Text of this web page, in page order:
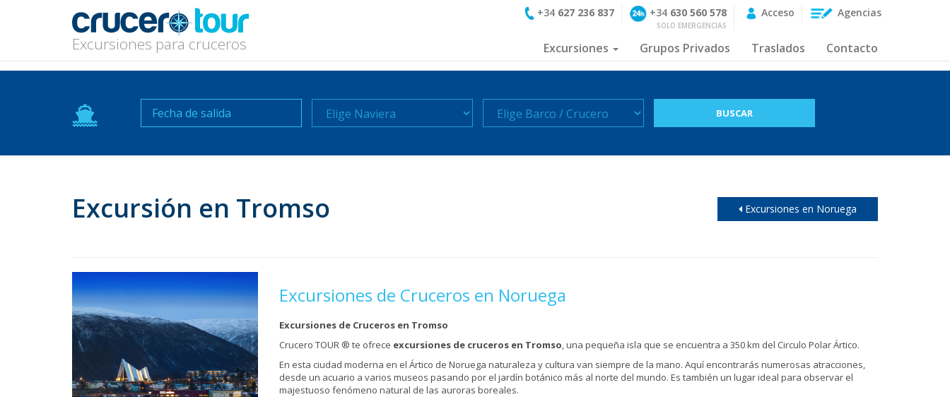
Excursiones para cruceros
+34 627 236 837 +34 630 560 578
SOLO EMERGENCIAS
Acceso Agencias
Excursiones Grupos Privados Traslados Contacto
Naviera Crucero
Excursión en Tromso Excursiones en Noruega
Excursiones de Cruceros en Noruega
Excursiones de Cruceros en Tromso
Crucero TOUR ® te ofrece excursiones de cruceros en Tromso, una pequeña isla que se encuentra a 350 km del Circulo Polar Ártico.
En esta ciudad moderna en el Ártico de Noruega naturaleza y cultura van siempre de la mano. Aquí encontrarás numerosas atracciones,
desde un acuario a varios museos pasando por el jardín botánico más al norte del mundo. Es también un lugar ideal para observar el
majestuoso fenómeno natural de las auroras boreales.